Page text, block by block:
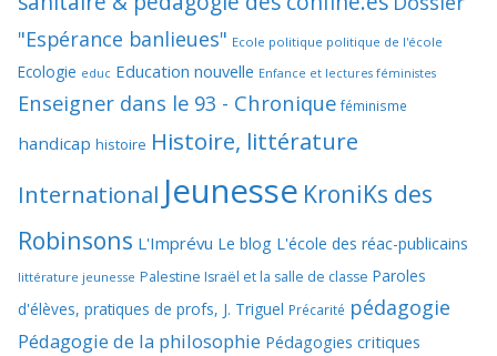
"Espérance banlieues" Ecole politique politique de l'école
Ecologie educ Education nouvelle Enfance et lectures féministes
Enseigner dans le 93 - Chronique féminisme
handicap histoire Histoire, littérature
International Jeunesse KroniKs des
Robinsons L'Imprévu Le blog L'école des réac-publicains
littérature jeunesse Palestine Israël et la salle de classe Paroles
d'élèves, pratiques de profs, J. Triguel Précarité pédagogie
Pédagogie de la philosophie Pédagogies critiques